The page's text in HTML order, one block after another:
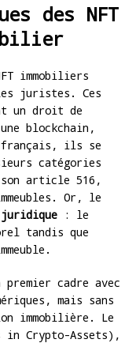
des NFT
immobiliers
juristes. Ces
un droit de
blockchain,
français, ils se
catégories
article 516,
Or, le
: le
tandis que
cadre avec
mais sans
immobilière. Le
in Crypto-Assets),